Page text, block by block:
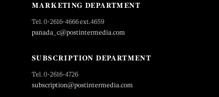
MARKETING DEPARTMENT
Tel. 0-2616-4666 ext.4659
panada_c@postintermedia.com
SUBSCRIPTION DEPARTMENT
Tel. 0-2616-4726
subscription@postintermedia.com